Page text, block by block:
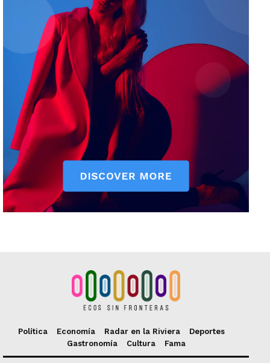
Política Economía Radar en la Riviera
Deportes
Gastronomía
Cultura Fama